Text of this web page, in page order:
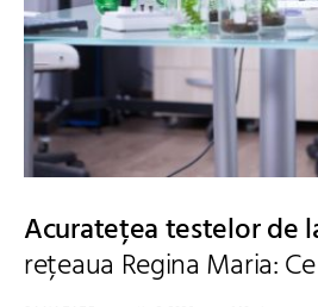
Acuratețea testelor de
rețeaua Regina Maria: